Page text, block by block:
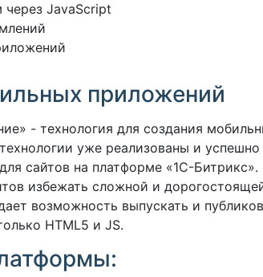
JavaScript
приложений
- технология для создания
уже реализованы и успешно
сайтов на платформе «1С-Битрикс».
избежать сложной и
возможность выпускать и
HTML5 и JS.